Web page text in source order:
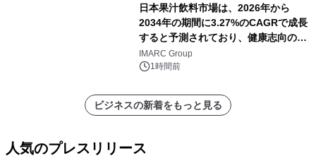
日本果汁飲料市場は、2026年から
2034年の期間に3.27%のCAGRで成長
すると予測されており、健康志向の消
費の高まりを背景に、2034年までに米
ドル 13 十億に達する見通しです。
IMARC Group
1時間前
ビジネスの新着をもっと見る
人気のプレスリリース